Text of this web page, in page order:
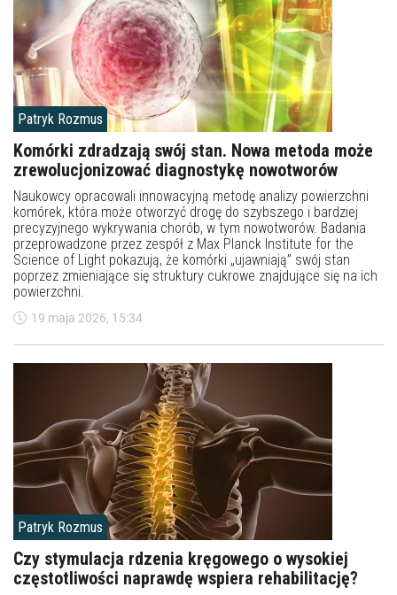
Patryk Rozmus
Komórki zdradzają swój stan. Nowa metoda może
zrewolucjonizować diagnostykę nowotworów
Naukowcy opracowali innowacyjną metodę analizy powierzchni
komórek, która może otworzyć drogę do szybszego i bardziej
precyzyjnego wykrywania chorób, w tym nowotworów. Badania
przeprowadzone przez zespół z Max Planck Institute for the
Science of Light pokazują, że komórki „ujawniają” swój stan
poprzez zmieniające się struktury cukrowe znajdujące się na ich
powierzchni.
19 maja 2026, 15:34
Patryk Rozmus
Czy stymulacja rdzenia kręgowego o wysokiej
częstotliwości naprawdę wspiera rehabilitację?